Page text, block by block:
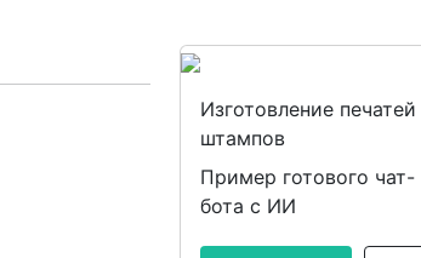
Изготовление печатей
штампов
Пример готового чат-
бота с ИИ